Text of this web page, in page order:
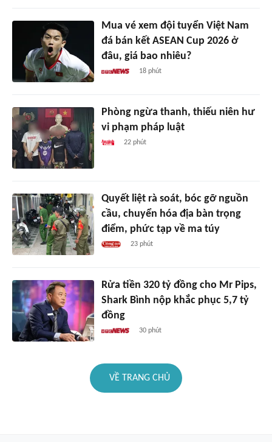
Mua vé xem đội tuyển Việt Nam
đá bán kết ASEAN Cup 2026 ở
đâu, giá bao nhiêu?
18 phút
Phòng ngừa thanh, thiếu niên hư
vi phạm pháp luật
22 phút
Quyết liệt rà soát, bóc gỡ nguồn
cầu, chuyển hóa địa bàn trọng
điểm, phức tạp về ma túy
23 phút
Rửa tiền 320 tỷ đồng cho Mr Pips,
Shark Bình nộp khắc phục 5,7 tỷ
đồng
30 phút
VỀ TRANG CHỦ